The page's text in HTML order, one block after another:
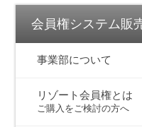
会員権システム販
事業部について
リゾート会員権とは
ご購入をご検討の方へ